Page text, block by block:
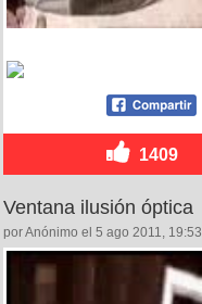
1409
Ventana ilusión óptica
por Anónimo el 5 ago 2011, 19:53